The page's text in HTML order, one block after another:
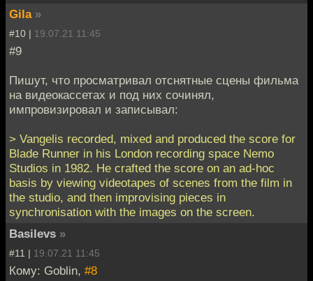
Gila »
#10 | 19.07.21 11:45
#9
Пишут, что просматривал отснятные сцены фильма
на видеокассетах и под них сочинял,
импровизировал и записывал:
> Vangelis recorded, mixed and produced the score for
Blade Runner in his London recording space Nemo
Studios in 1982. He crafted the score on an ad-hoc
basis by viewing videotapes of scenes from the film in
the studio, and then improvising pieces in
synchronisation with the images on the screen.
Basilevs »
#11 | 19.07.21 11:45
Кому: Goblin, #8